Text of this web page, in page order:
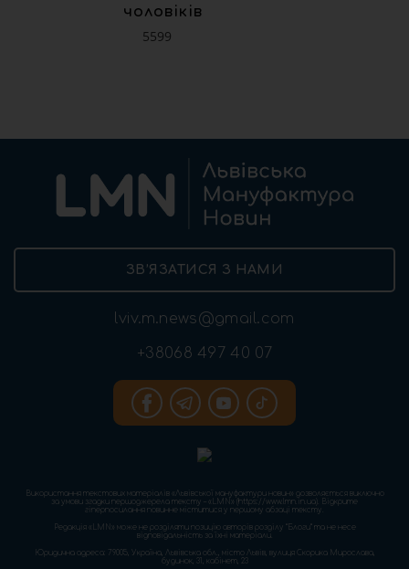
чоловіків
5599
ЗВ’ЯЗАТИСЯ З НАМИ
lviv.m.news@gmail.com
+38068 497 40 07
Використання текстових матеріалів «Львівської мануфактури новин» дозволяється виключно
за умови згадки першоджерела тексту – «LMN» (https://www.lmn.in.ua). Відкрите
гіперпосилання повинне міститися у першому абзаці тексту.
Редакція «LMN» може не розділяти позицію авторів розділу “Блоги” та не несе
відповідальність за їхні матеріали.
Юридична адреса: 79005, Україна, Львівська обл., місто Львів, вулиця Скорика Мирослава,
будинок, 31, кабінет, 23